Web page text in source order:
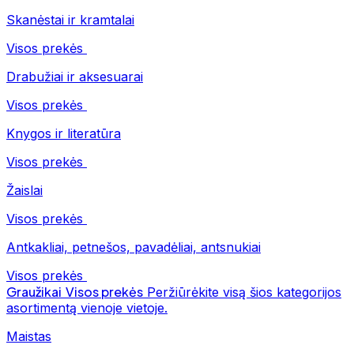
Skanėstai ir kramtalai
Visos prekės
Drabužiai ir aksesuarai
Visos prekės
Knygos ir literatūra
Visos prekės
Žaislai
Visos prekės
Antkakliai, petnešos, pavadėliai, antsnukiai
Visos prekės
Graužikai Visos prekės Peržiūrėkite visą šios kategorijos
asortimentą vienoje vietoje.
Maistas